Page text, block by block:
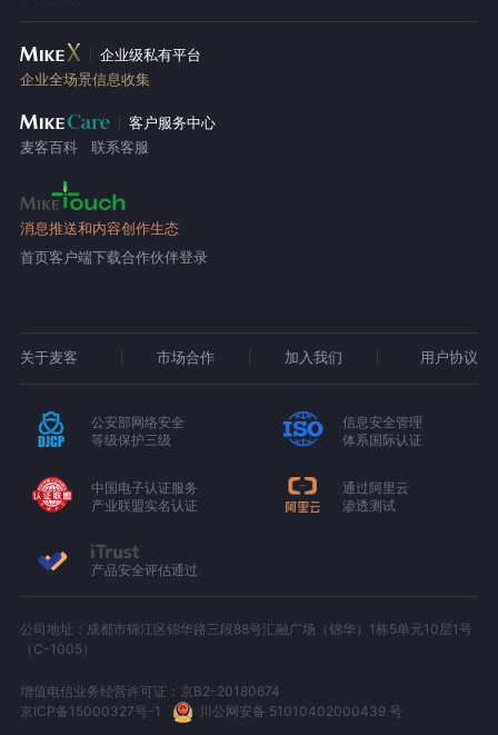
企业级私有平台
企业全场景信息收集
客户服务中心
麦客百科
联系客服
消息推送和内容创作生态
首页客户端下载合作伙伴登录
关于麦客 市场合作 加入我们 用户协议
公安部网络安全
等级保护三级
信息安全管理
体系国际认证
中国电子认证服务
产业联盟实名认证
通过阿里云
渗透测试
产品安全评估通过
公司地址：成都市锦江区锦华路三段88号汇融广场（锦华）1栋5单元10层1号
（C-1005）
增值电信业务经营许可证：京B2-20180674
京ICP备15000327号-1
川公网安备 51010402000439 号